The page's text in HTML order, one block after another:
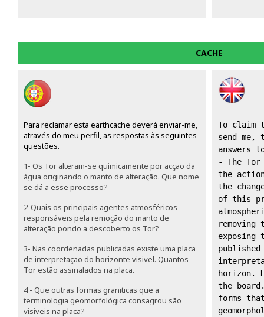
CACHE
Para reclamar esta earthcache deverá enviar-me,
através do meu perfil, as respostas às seguintes
questões.
1- Os Tor alteram-se quimicamente por acção da
água originando o manto de alteração. Que nome
se dá a esse processo?
2-Quais os principais agentes atmosféricos
responsáveis pela remoção do manto de
alteração pondo a descoberto os Tor?
3- Nas coordenadas publicadas existe uma placa
de interpretação do horizonte visivel. Quantos
Tor estão assinalados na placa.
4 - Que outras formas graniticas que a
terminologia geomorfológica consagrou são
visiveis na placa?
To claim
send
answers
- The
the
the
of this
removing
horizon.
the
forms